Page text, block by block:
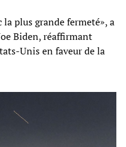
la plus grande fermeté», a
Biden, réaffirmant
Unis en faveur de la